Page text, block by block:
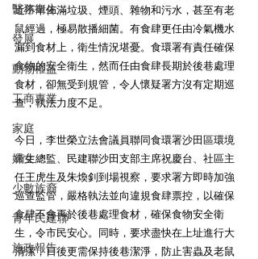
醫務衛生
發展
動物權益
工商專業
家庭
婦女
少數族裔
青年民建聯
施政報告
近不單佈滿垃圾、煙頭、雜物和污水，甚至有老
鼠經過，極易散播細菌。有食肆更任由冷氣機水
漏到食材上，衛生情況堪憂。食環署有責任確保
食物的安全衛生，然而任由食肆長期於後巷處理
食材，卻無受到規管，令人懷疑署方沒有定期巡
查，執法力度不足。
今日，李世榮立法會議員聯同食環署沙田區環境
衞生總監、民建聯沙田支部主席祝慶台、社區主
任王虎生及朱煥釗到場視察，要求署方即時加強
巡查監管，嚴格執法並向違規食肆票控，以確保
食肆不會再於後巷處理食材，確保食物安全衛
生，令市民安心。同時，要求盡快在上址進行大
清潔，日後更需保持後巷潔淨，防止害蟲及老鼠